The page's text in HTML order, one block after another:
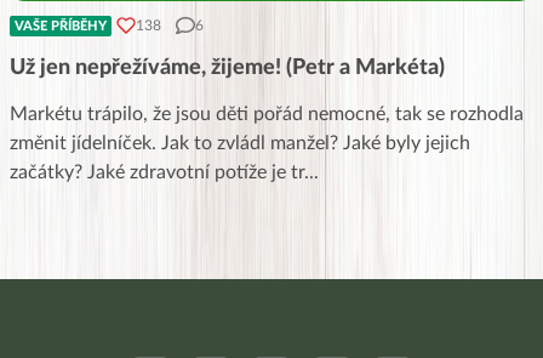
VAŠE PŘÍBĚHY 138 6
Už jen nepřežíváme, žijeme! (Petr a Markéta)
Markétu trápilo, že jsou děti pořád nemocné, tak se rozhodla
změnit jídelníček. Jak to zvládl manžel? Jaké byly jejich
začátky? Jaké zdravotní potíže je tr...